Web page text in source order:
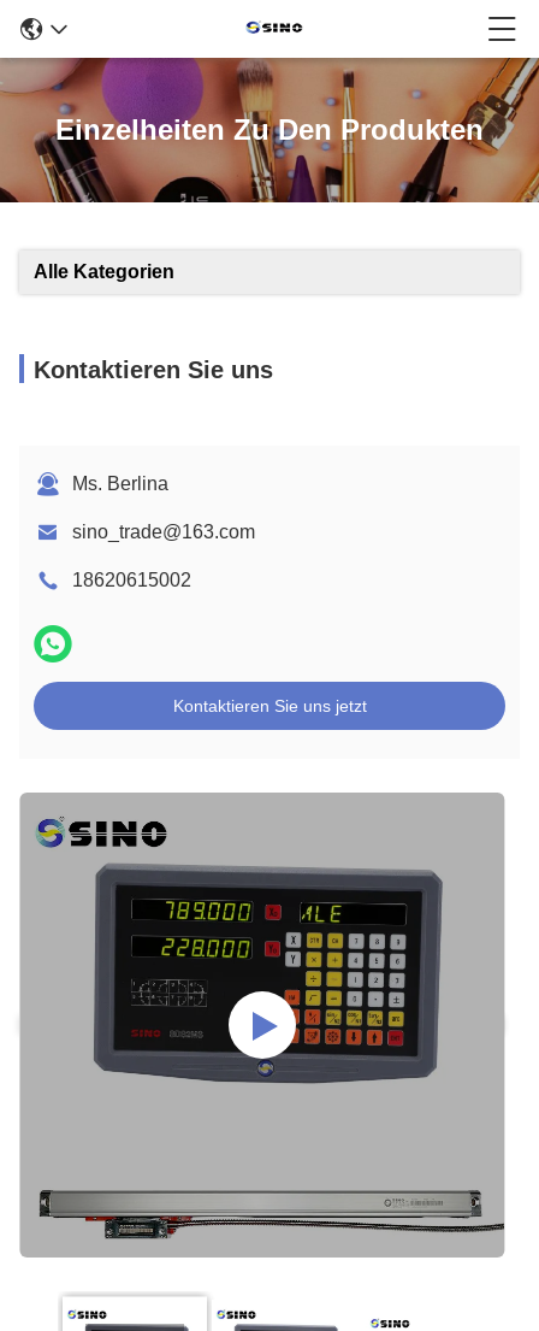
Einzelheiten Zu Den Produkten
Alle Kategorien
Kontaktieren Sie uns
Ms. Berlina
sino_trade@163.com
18620615002
Kontaktieren Sie uns jetzt